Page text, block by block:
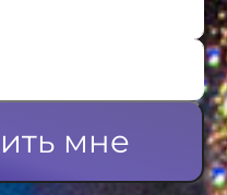
мне